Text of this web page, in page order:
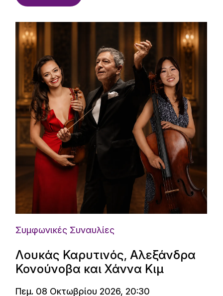
Συμφωνικές Συναυλίες
Λουκάς Καρυτινός, Αλεξάνδρα
Κονούνοβα και Χάννα Κιμ
Πεμ. 08 Οκτωβρίου 2026, 20:30